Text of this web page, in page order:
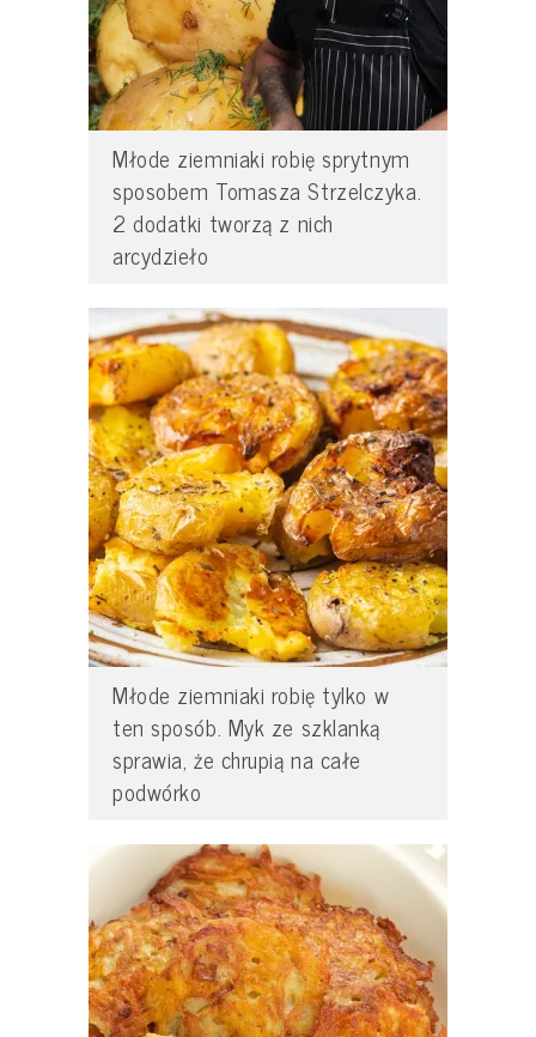
Młode ziemniaki robię sprytnym
sposobem Tomasza Strzelczyka.
2 dodatki tworzą z nich
arcydzieło
Młode ziemniaki robię tylko w
ten sposób. Myk ze szklanką
sprawia, że chrupią na całe
podwórko